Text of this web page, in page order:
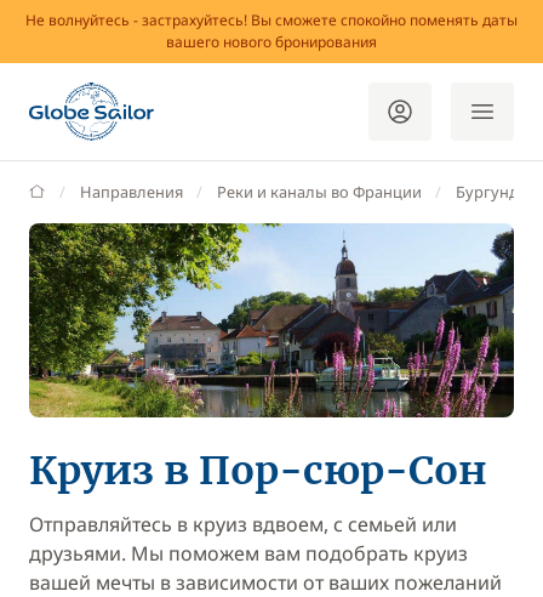
Не волнуйтесь - застрахуйтесь! Вы сможете спокойно поменять даты
вашего нового бронирования
GlobeSailor
Направления Реки и каналы во Франции Бургундия
Круиз в Пор-сюр-Сон
Отправляйтесь в круиз вдвоем, с семьей или
друзьями. Мы поможем вам подобрать круиз
вашей мечты в зависимости от ваших пожеланий